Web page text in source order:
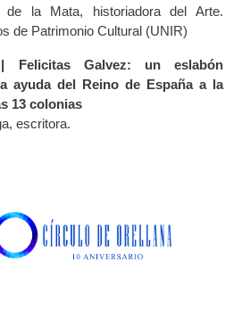
la Mata, historiadora del Arte.
de Patrimonio Cultural (UNIR)
Galvez: un eslabón
ayuda del Reino de España a la
13 colonias
escritora.